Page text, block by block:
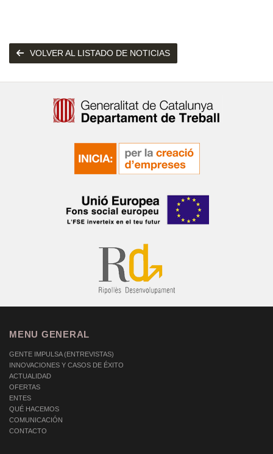
VOLVER AL LISTADO DE NOTICIAS
MENU GENERAL
GENTE IMPULSA (ENTREVISTAS)
INNOVACIONES Y CASOS DE ÉXITO
ACTUALIDAD
OFERTAS
ENTES
QUÉ HACEMOS
COMUNICACIÓN
CONTACTO